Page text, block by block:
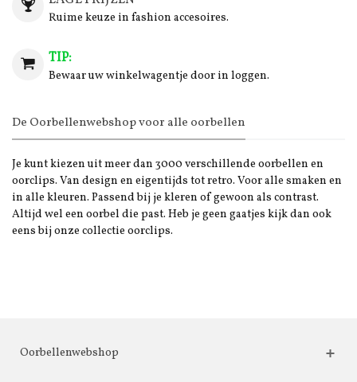
Ruime keuze in fashion accesoires.
TIP:
Bewaar uw winkelwagentje door in loggen.
De Oorbellenwebshop voor alle oorbellen
Je kunt kiezen uit meer dan 3000 verschillende oorbellen en
oorclips. Van design en eigentijds tot retro. Voor alle smaken en
in alle kleuren. Passend bij je kleren of gewoon als contrast.
Altijd wel een oorbel die past. Heb je geen gaatjes kijk dan ook
eens bij onze collectie oorclips.
Oorbellenwebshop